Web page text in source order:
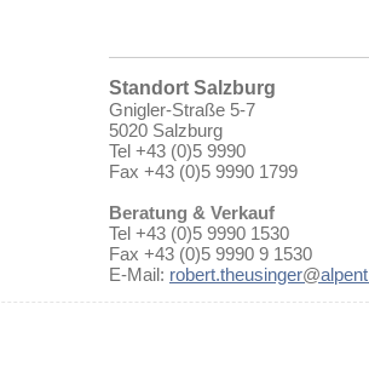
Standort Salzburg
Gnigler-Straße 5-7
5020 Salzburg
Tel +43 (0)5 9990
Fax +43 (0)5 9990 1799
Beratung & Verkauf
Tel +43 (0)5 9990 1530
Fax +43 (0)5 9990 9 1530
E-Mail: robert.theusinger@